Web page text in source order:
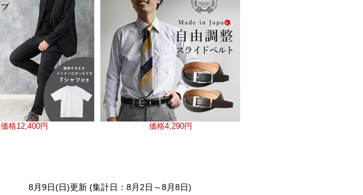
価格12,400円 価格4,290円
8月9日(日)更新 (集計日：8月2日～8月8日)